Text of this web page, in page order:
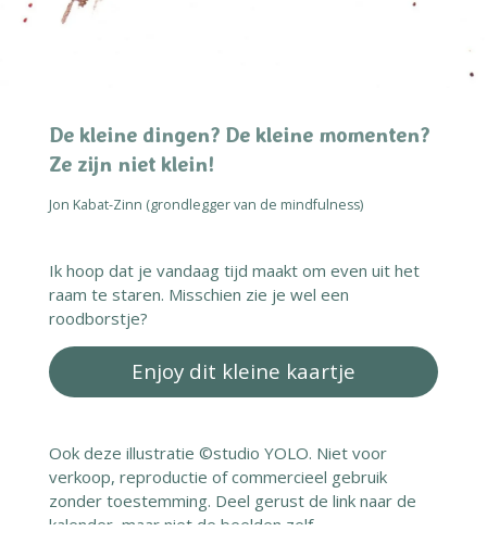
De kleine dingen? De kleine momenten?
Ze zijn niet klein!
Jon Kabat-Zinn (grondlegger van de mindfulness)
Ik hoop dat je vandaag tijd maakt om even uit het
raam te staren. Misschien zie je wel een
roodborstje?
Enjoy dit kleine kaartje
Ook deze illustratie ©studio YOLO. Niet voor
verkoop, reproductie of commercieel gebruik
zonder toestemming. Deel gerust de link naar de
kalender, maar niet de beelden zelf.